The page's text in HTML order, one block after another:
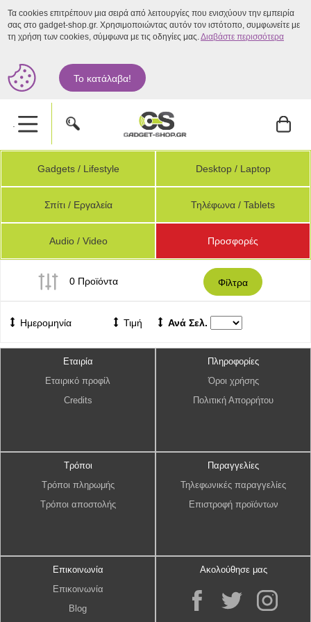
Τα cookies επιτρέπουν μια σειρά από λειτουργίες που ενισχύουν την εμπειρία
σας στο gadget-shop.gr. Χρησιμοποιώντας αυτόν τον ιστότοπο, συμφωνείτε με
τη χρήση των cookies, σύμφωνα με τις οδηγίες μας.Διαβάστε περισσότερα
Το κατάλαβα!
.
Gadgets / Lifestyle Desktop / Laptop
Σπίτι / Εργαλεία Τηλέφωνα / Tablets
Audio / Video Προσφορές
0 Προϊόντα Φίλτρα
Ημερομηνία Τιμή Ανά Σελ.
Εταιρία
Εταιρικό προφίλ
Credits
Πληροφορίες
Όροι χρήσης
Πολιτική Απορρήτου
Τρόποι
Τρόποι πληρωμής
Τρόποι αποστολής
Παραγγελίες
Τηλεφωνικές παραγγελίες
Επιστροφή προϊόντων
Επικοινωνία
Επικοινωνία
Blog
Ακολούθησε μας